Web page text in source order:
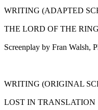
WRITING (ADAPTED
THE LORD OF THE
Screenplay by Fran Walsh,
WRITING (ORIGINAL
LOST IN TRANSLATION